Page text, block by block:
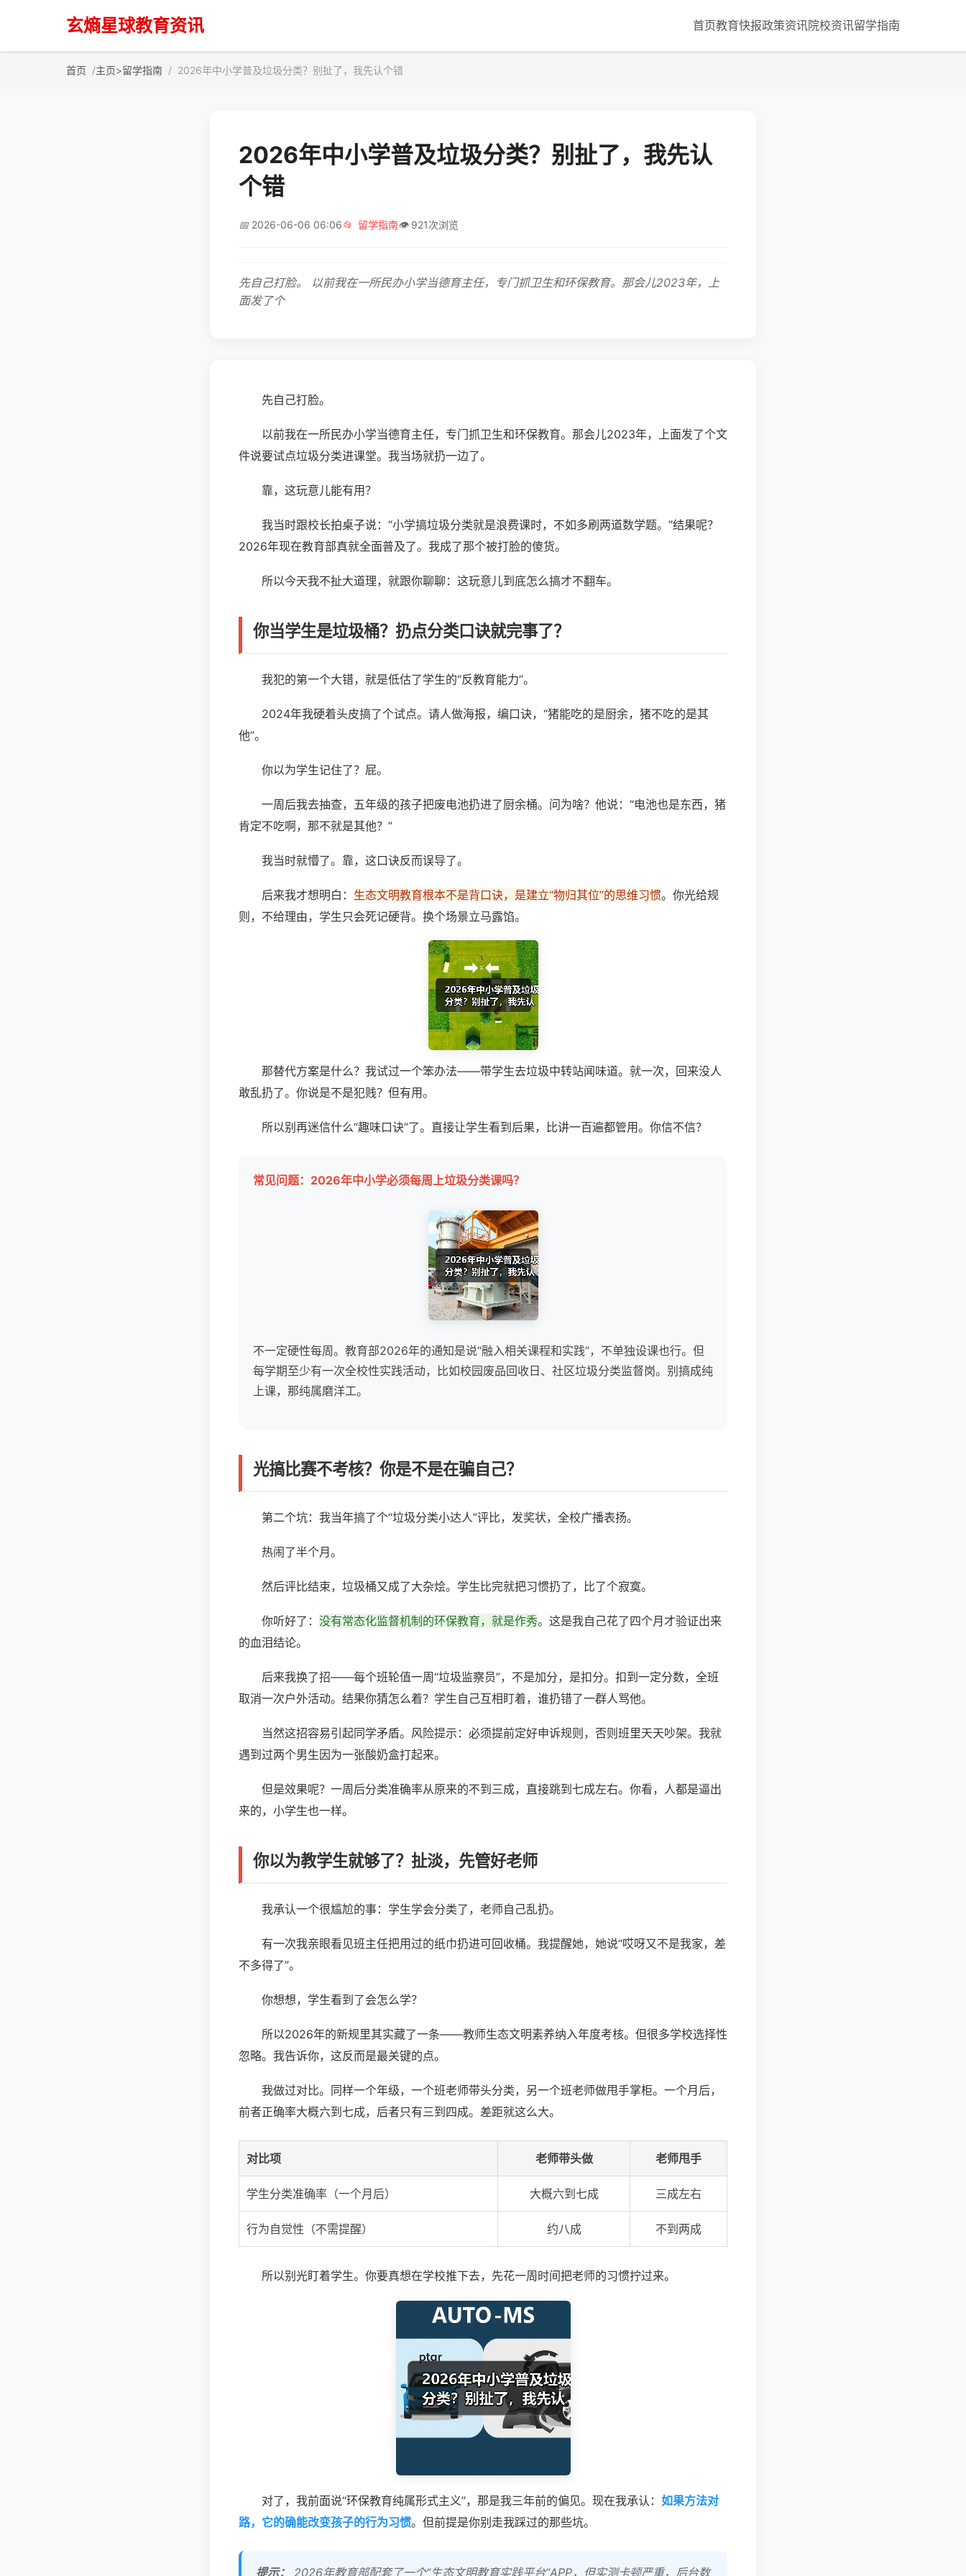
玄熵星球教育资讯 首页教育快报政策资讯院校资讯留学指南
首页 主页>留学指南 2026年中小学普及垃圾分类？别扯了，我先认个错
2026年中小学普及垃圾分类？别扯了，我先认
个错
📅 2026-06-06 06:06📂 留学指南👁️ 921次浏览
先自己打脸。 以前我在一所民办小学当德育主任，专门抓卫生和环保教育。那会儿2023年，上
面发了个
先自己打脸。
以前我在一所民办小学当德育主任，专门抓卫生和环保教育。那会儿2023年，上面发了个文
件说要试点垃圾分类进课堂。我当场就扔一边了。
靠，这玩意儿能有用？
我当时跟校长拍桌子说：“小学搞垃圾分类就是浪费课时，不如多刷两道数学题。”结果呢？
2026年现在教育部真就全面普及了。我成了那个被打脸的傻货。
所以今天我不扯大道理，就跟你聊聊：这玩意儿到底怎么搞才不翻车。
你当学生是垃圾桶？扔点分类口诀就完事了？
我犯的第一个大错，就是低估了学生的“反教育能力”。
2024年我硬着头皮搞了个试点。请人做海报，编口诀，“猪能吃的是厨余，猪不吃的是其
他”。
你以为学生记住了？屁。
一周后我去抽查，五年级的孩子把废电池扔进了厨余桶。问为啥？他说：“电池也是东西，猪
肯定不吃啊，那不就是其他？”
我当时就懵了。靠，这口诀反而误导了。
后来我才想明白： 生态文明教育根本不是背口诀，是建立“物归其位”的思维习惯。你光给规
则，不给理由，学生只会死记硬背。换个场景立马露馅。
那替代方案是什么？我试过一个笨办法——带学生去垃圾中转站闻味道。就一次，回来没人
敢乱扔了。你说是不是犯贱？但有用。
所以别再迷信什么“趣味口诀”了。直接让学生看到后果，比讲一百遍都管用。你信不信？
常见问题：2026年中小学必须每周上垃圾分类课吗？
不一定硬性每周。教育部2026年的通知是说“融入相关课程和实践”，不单独设课也行。但
每学期至少有一次全校性实践活动，比如校园废品回收日、社区垃圾分类监督岗。别搞成纯
上课，那纯属磨洋工。
光搞比赛不考核？你是不是在骗自己？
第二个坑：我当年搞了个“垃圾分类小达人”评比，发奖状，全校广播表扬。
热闹了半个月。
然后评比结束，垃圾桶又成了大杂烩。学生比完就把习惯扔了，比了个寂寞。
你听好了： 没有常态化监督机制的环保教育，就是作秀。这是我自己花了四个月才验证出来
的血泪结论。
后来我换了招——每个班轮值一周“垃圾监察员”，不是加分，是扣分。扣到一定分数，全班
取消一次户外活动。结果你猜怎么着？学生自己互相盯着，谁扔错了一群人骂他。
当然这招容易引起同学矛盾。风险提示：必须提前定好申诉规则，否则班里天天吵架。我就
遇到过两个男生因为一张酸奶盒打起来。
但是效果呢？一周后分类准确率从原来的不到三成，直接跳到七成左右。你看，人都是逼出
来的，小学生也一样。
你以为教学生就够了？扯淡，先管好老师
我承认一个很尴尬的事：学生学会分类了，老师自己乱扔。
有一次我亲眼看见班主任把用过的纸巾扔进可回收桶。我提醒她，她说“哎呀又不是我家，差
不多得了”。
你想想，学生看到了会怎么学？
所以2026年的新规里其实藏了一条——教师生态文明素养纳入年度考核。但很多学校选择性
忽略。我告诉你，这反而是最关键的点。
我做过对比。同样一个年级，一个班老师带头分类，另一个班老师做甩手掌柜。一个月后，
前者正确率大概六到七成，后者只有三到四成。差距就这么大。
对比项 老师带头做 老师甩手
学生分类准确率（一个月后） 大概六到七成 三成左右
行为自觉性（不需提醒） 约八成 不到两成
所以别光盯着学生。你要真想在学校推下去，先花一周时间把老师的习惯拧过来。
对了，我前面说“环保教育纯属形式主义”，那是我三年前的偏见。现在我承认： 如果方法对
路，它的确能改变孩子的行为习惯。但前提是你别走我踩过的那些坑。
提示： 2026年教育部配套了一个“生态文明教育实践平台”APP，但实测卡顿严重，后台数